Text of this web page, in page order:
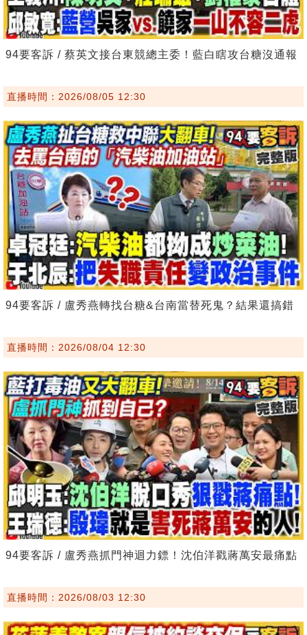
94要客訴 / 蔡英文接台東競總主委！藍白瞎攻台糖沒通報
直播時間：2026/08/05 12:30
94要客訴 / 盧秀燕轉找台糖&台南當替死鬼？結果還搞錯
直播時間：2026/08/04 12:30
94要客訴 / 盧秀燕抓門神迴力鏢！沈伯洋戳蔣萬安最痛點
直播時間：2026/08/03 12:30